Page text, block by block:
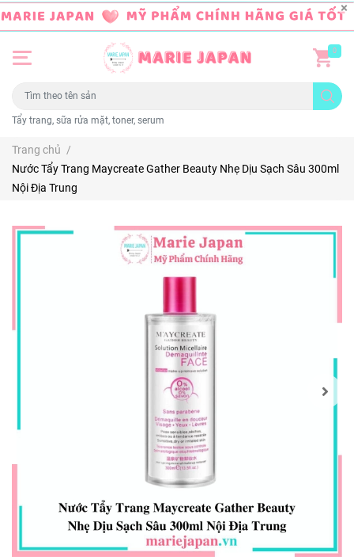
Tẩy trang, sữa rửa mặt, toner, serum
0
Trang chủ /
Nước Tẩy Trang Maycreate Gather Beauty Nhẹ Dịu Sạch Sâu 300ml
Nội Địa Trung